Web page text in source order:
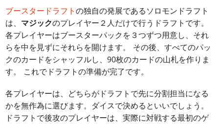
ブースタードラフトの独自の発展であるソロモンドラフト
は、 マジックのプレイヤー２人だけで行うドラフトです。
各プレイヤーはブースターパックを３つずつ用意し、それ
らを中を見ずにそれらを開けます。 その後、すべてのパッ
クのカードをシャッフルし、90枚のカードの山札を作りま
す。 これでドラフトの準備が完了です。
各プレイヤーは、どちらがドラフトで先に分割担当になる
かを無作為に選びます。ダイスで決めるといいでしょう。
ドラフトで後攻のプレイヤーは、実際に対戦する最初のゲ